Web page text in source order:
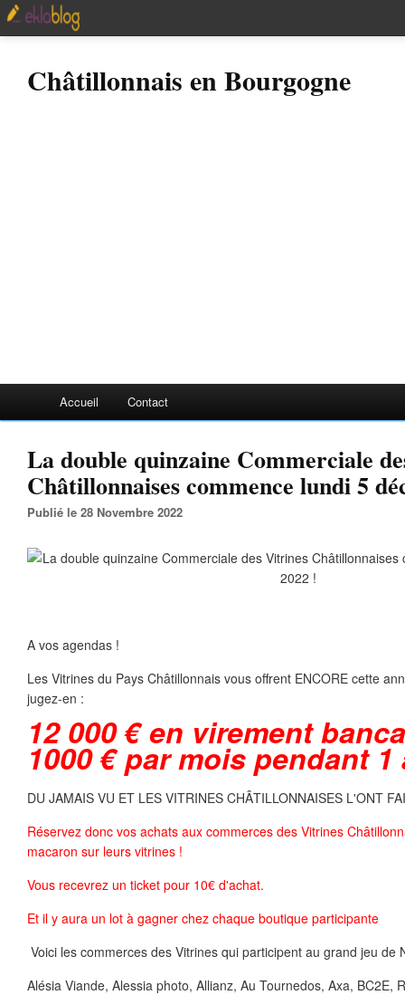
Châtillonnais en Bourgogne
Accueil Contact
La double quinzaine Commerciale
Châtillonnaises commence lundi 5
Publié le 28 Novembre 2022
A vos agendas !
Les Vitrines du Pays Châtillonnais vous offrent ENCORE cette
jugez-en :
12 000 € en virement
1000 € par mois pendant 1
DU JAMAIS VU ET LES VITRINES CHÂTILLONNAISES L'ONT
Réservez donc vos achats aux commerces des Vitrines
macaron sur leurs vitrines !
Vous recevrez un ticket pour 10€ d'achat.
Et il y aura un lot à gagner chez chaque boutique participante
Voici les commerces des Vitrines qui participent au grand jeu de
Alésia Viande, Alessia photo, Allianz, Au Tournedos, Axa, BC2E,